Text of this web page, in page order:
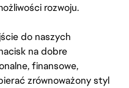
rozwoju.
do naszych
na dobre
finansowe,
zrównoważony styl